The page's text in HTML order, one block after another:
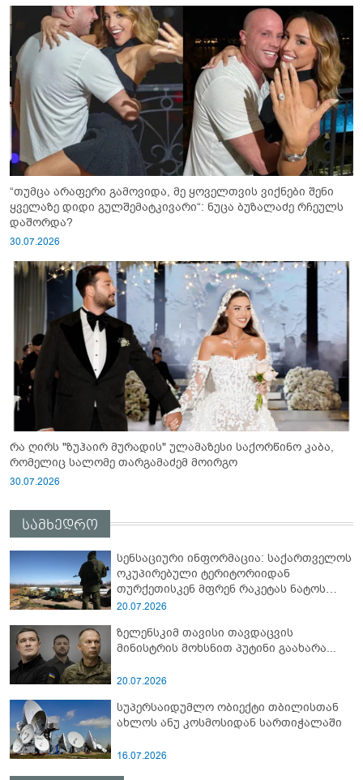
“თუმცა არაფერი გამოვიდა, მე ყოველთვის ვიქნები შენი
ყველაზე დიდი გულშემატკივარი“: ნუცა ბუზალაძე რჩეულს
დაშორდა?
30.07.2026
რა ღირს "ზუჰაირ მურადის" ულამაზესი საქორწინო კაბა,
რომელიც სალომე თარგამაძემ მოირგო
30.07.2026
სამხედრო
სენსაციური ინფორმაცია: საქართველოს
ოკუპირებული ტერიტორიიდან
თურქეთისკენ მფრენ რაკეტას ნატოს
სამიტი კინაღამ ჩაუშლია
20.07.2026
ზელენსკიმ თავისი თავდაცვის
მინისტრის მოხსნით პუტინი გაახარა...
20.07.2026
სუპერსაიდუმლო ობიექტი თბილისთან
ახლოს ანუ კოსმოსიდან სართიჭალაში
16.07.2026